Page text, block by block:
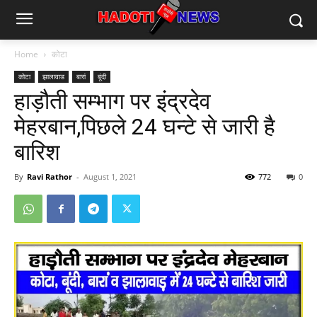
Home कोटा
कोटा झालावाड बारां बूंदी
हाड़ौती सम्भाग पर इंद्रदेव
मेहरबान,पिछले 24 घन्टे से जारी है
बारिश
By Ravi Rathor - August 1, 2021 0
772